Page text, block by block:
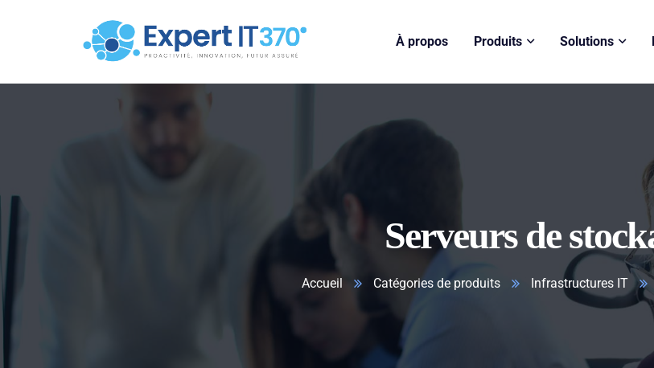
À propos Produits Solutions
Serveurs de
Accueil Catégories de produits Infrastructures IT